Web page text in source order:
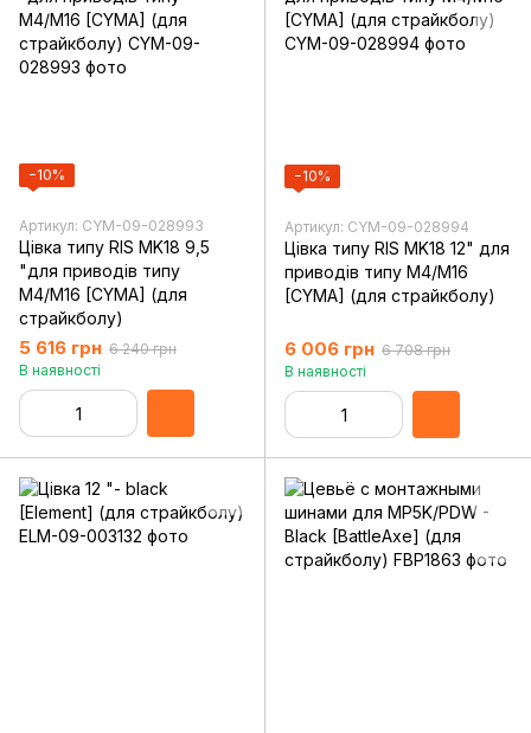
−10%
Артикул: CYM-09-028993
Цівка типу RIS MK18 9,5
"для приводів типу
M4/M16 [CYMA] (для
страйкболу)
5 616 грн 6 240 грн
В наявності
−10%
Артикул: CYM-09-028994
Цівка типу RIS MK18 12" для
приводів типу M4/M16
[CYMA] (для страйкболу)
6 006 грн 6 708 грн
В наявності